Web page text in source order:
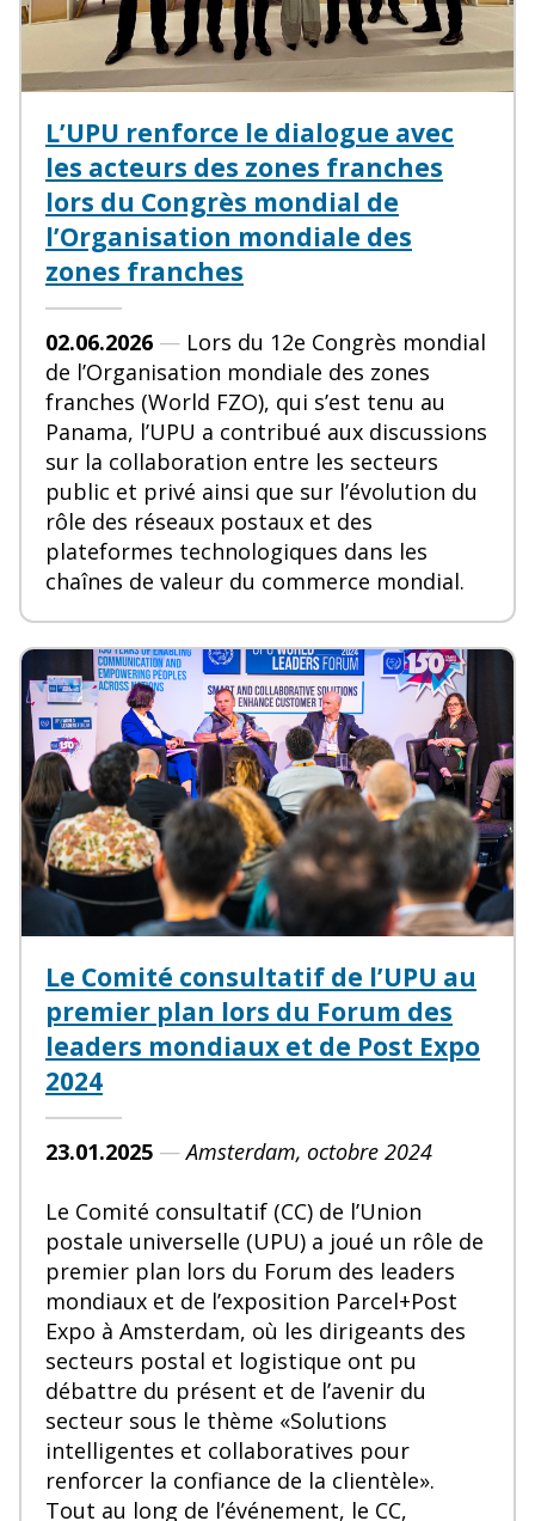
L’UPU renforce le dialogue avec
les acteurs des zones franches
lors du Congrès mondial de
l’Organisation mondiale des
zones franches
02.06.2026 — Lors du 12e Congrès mondial
de l’Organisation mondiale des zones
franches (World FZO), qui s’est tenu au
Panama, l’UPU a contribué aux discussions
sur la collaboration entre les secteurs
public et privé ainsi que sur l’évolution du
rôle des réseaux postaux et des
plateformes technologiques dans les
chaînes de valeur du commerce mondial.
Le Comité consultatif de l’UPU au
premier plan lors du Forum des
leaders mondiaux et de Post Expo
2024
23.01.2025 —Amsterdam, octobre 2024
Le Comité consultatif (CC) de l’Union
postale universelle (UPU) a joué un rôle de
premier plan lors du Forum des leaders
mondiaux et de l’exposition Parcel+Post
Expo à Amsterdam, où les dirigeants des
secteurs postal et logistique ont pu
débattre du présent et de l’avenir du
secteur sous le thème «Solutions
intelligentes et collaboratives pour
renforcer la confiance de la clientèle».
Tout au long de l’événement, le CC,